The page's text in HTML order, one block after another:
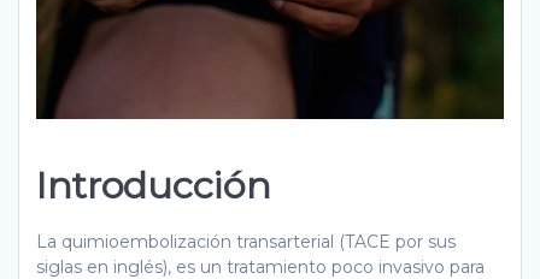
Introducción
La quimioembolización transarterial (TACE por sus
siglas en inglés), es un tratamiento poco invasivo para